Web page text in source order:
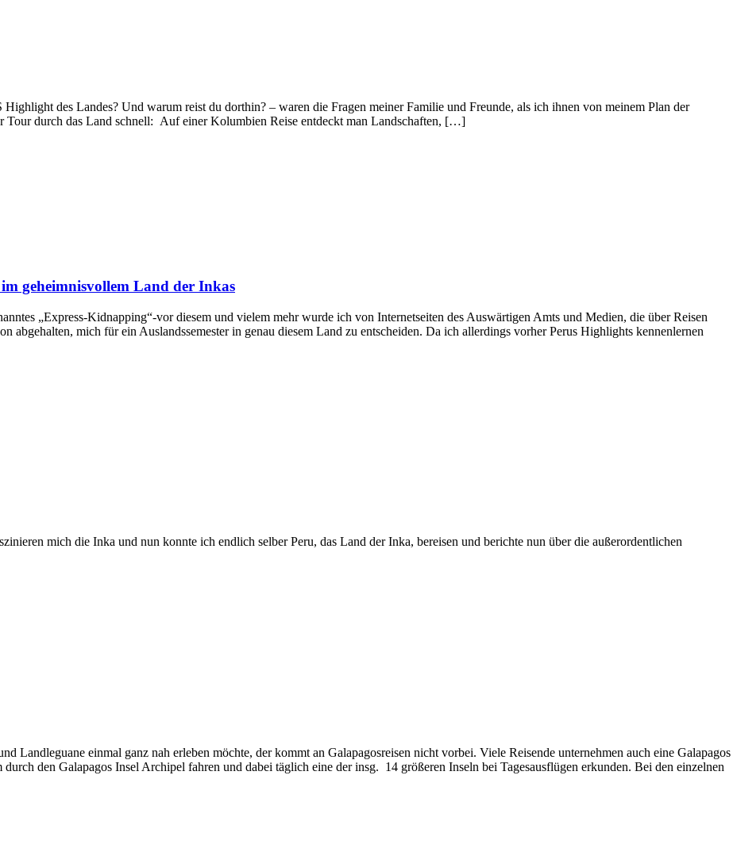
des Landes? Und warum reist du dorthin? – waren die Fragen meiner Familie und Freunde, als ich ihnen von meinem Plan der
durch das Land schnell: Auf einer Kolumbien Reise entdeckt man Landschaften, […]
geheimnisvollem Land der Inkas
„Express-Kidnapping“-vor diesem und vielem mehr wurde ich von Internetseiten des Auswärtigen Amts und Medien, die über Reisen
abgehalten, mich für ein Auslandssemester in genau diesem Land zu entscheiden. Da ich allerdings vorher Perus Highlights kennenlernen
mich die Inka und nun konnte ich endlich selber Peru, das Land der Inka, bereisen und berichte nun über die außerordentlichen
Landleguane einmal ganz nah erleben möchte, der kommt an Galapagosreisen nicht vorbei. Viele Reisende unternehmen auch eine Galapagos
den Galapagos Insel Archipel fahren und dabei täglich eine der insg. 14 größeren Inseln bei Tagesausflügen erkunden. Bei den einzelnen